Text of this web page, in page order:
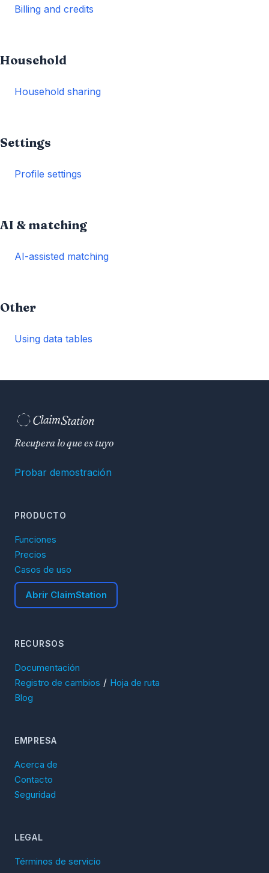
Billing and credits
Household
Household sharing
Settings
Profile settings
AI & matching
AI-assisted matching
Other
Using data tables
ClaimStation
Recupera lo que es tuyo
Probar demostración
PRODUCTO
Funciones
Precios
Casos de uso
Abrir ClaimStation
RECURSOS
Documentación
Registro de cambios / Hoja de ruta
Blog
EMPRESA
Acerca de
Contacto
Seguridad
LEGAL
Términos de servicio